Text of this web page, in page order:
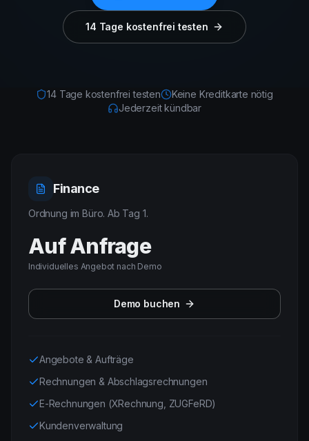
Demo buchen
14 Tage kostenfrei testen
14 Tage kostenfrei testen
Keine Kreditkarte nötig
Jederzeit kündbar
Finance
Ordnung im Büro. Ab Tag 1.
Auf Anfrage
Individuelles Angebot nach Demo
Demo buchen
Angebote & Aufträge
Rechnungen & Abschlagsrechnungen
E-Rechnungen (XRechnung, ZUGFeRD)
Kundenverwaltung